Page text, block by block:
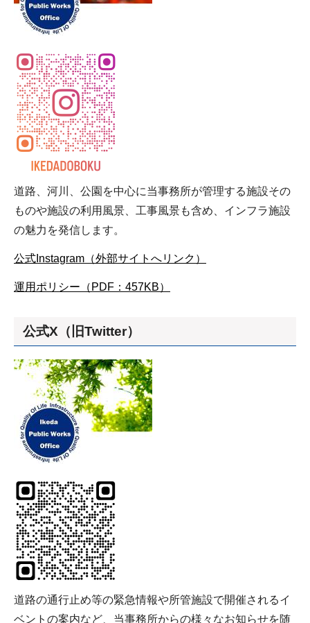
道路、河川、公園を中心に当事務所が管理する施設その
ものや施設の利用風景、工事風景も含め、インフラ施設
の魅力を発信します。
公式Instagram（外部サイトへリンク）
運用ポリシー（PDF：457KB）
公式X（旧Twitter）
道路の通行止め等の緊急情報や所管施設で開催されるイ
ベントの案内など、当事務所からの様々なお知らせを随